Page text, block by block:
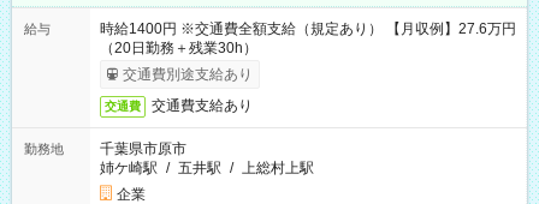
給与
時給1400円 ※交通費全額支給（規定あり） 【月収例】27.6万円
（20日勤務＋残業30h）
交通費別途支給あり
交通費 交通費支給あり
勤務地
千葉県市原市
姉ケ崎駅 / 五井駅 / 上総村上駅
企業